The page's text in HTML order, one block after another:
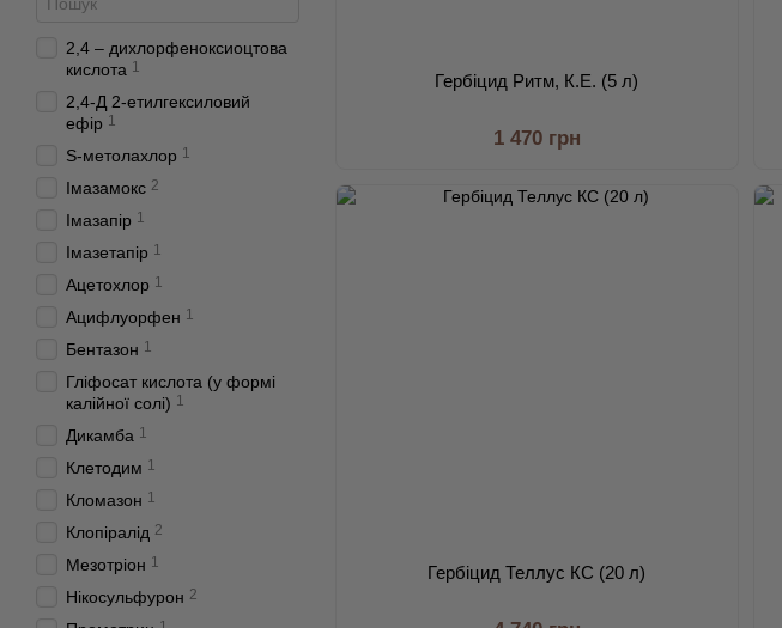
Гербіцид Ритм, К.Е. (5 л)
1 470 грн
Гербіцид Теллус КС (20 л)
2,4 – дихлорфеноксиоцтова
кислота 1
2,4-Д 2-етилгексиловий
ефір 1
S-метолахлор 1
Імазамокс 2
Імазапір 1
Імазетапір 1
Ацетохлор 1
Ацифлуорфен 1
Бентазон 1
Гліфосат кислота (у формі
калійної солі) 1
Дикамба 1
Клетодим 1
Кломазон 1
Клопіралід 2
Мезотріон 1
Нікосульфурон 2